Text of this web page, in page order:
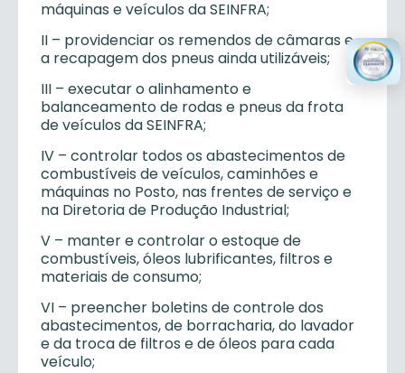
máquinas e veículos da SEINFRA;
II – providenciar os remendos de câmaras e
a recapagem dos pneus ainda utilizáveis;
III – executar o alinhamento e
balanceamento de rodas e pneus da frota
de veículos da SEINFRA;
IV – controlar todos os abastecimentos de
combustíveis de veículos, caminhões e
máquinas no Posto, nas frentes de serviço e
na Diretoria de Produção Industrial;
V – manter e controlar o estoque de
combustíveis, óleos lubrificantes, filtros e
materiais de consumo;
VI – preencher boletins de controle dos
abastecimentos, de borracharia, do lavador
e da troca de filtros e de óleos para cada
veículo;